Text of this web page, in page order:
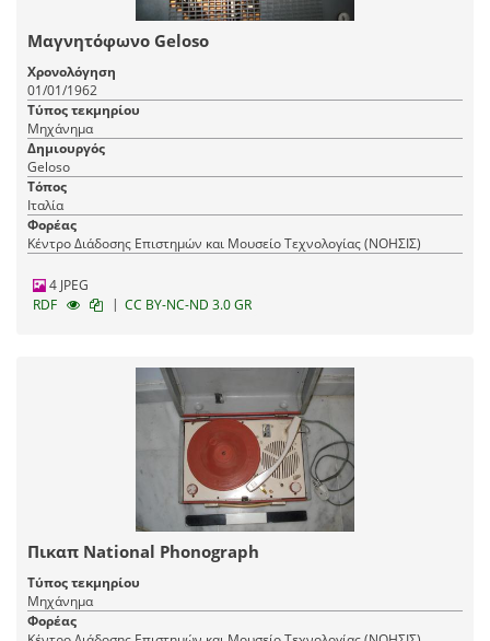
Μαγνητόφωνο Geloso
Χρονολόγηση
01/01/1962
Τύπος τεκμηρίου
Μηχάνημα
Δημιουργός
Geloso
Τόπος
Ιταλία
Φορέας
Κέντρο Διάδοσης Επιστημών και Μουσείο Τεχνολογίας (ΝΟΗΣΙΣ)
4 JPEG
RDF
| CC BY-NC-ND 3.0 GR
Πικαπ National Phonograph
Τύπος τεκμηρίου
Μηχάνημα
Φορέας